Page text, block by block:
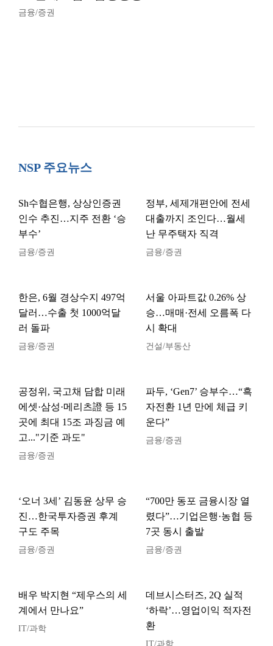
금융/증권
NSP 주요뉴스
Sh수협은행, 상상인증권
인수 추진…지주 전환 ‘승
부수’
금융/증권
정부, 세제개편안에 전세
대출까지 조인다…월세
난 무주택자 직격
금융/증권
한은, 6월 경상수지 497억
달러…수출 첫 1000억달
러 돌파
금융/증권
서울 아파트값 0.26% 상
승…매매·전세 오름폭 다
시 확대
건설/부동산
공정위, 국고채 담합 미래
에셋·삼성·메리츠證 등 15
곳에 최대 15조 과징금 예
고..."기준 과도"
금융/증권
파두, ‘Gen7’ 승부수…“흑
자전환 1년 만에 체급 키
운다”
금융/증권
‘오너 3세’ 김동윤 상무 승
진…한국투자증권 후계
구도 주목
금융/증권
“700만 동포 금융시장 열
렸다”…기업은행·농협 등
7곳 동시 출발
금융/증권
배우 박지현 “제우스의 세
계에서 만나요”
IT/과학
데브시스터즈, 2Q 실적
‘하락’…영업이익 적자전
환
IT/과학